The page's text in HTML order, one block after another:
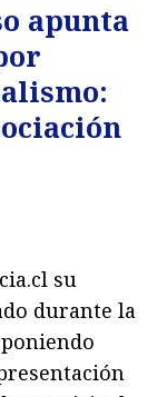
apunta
su
durante la